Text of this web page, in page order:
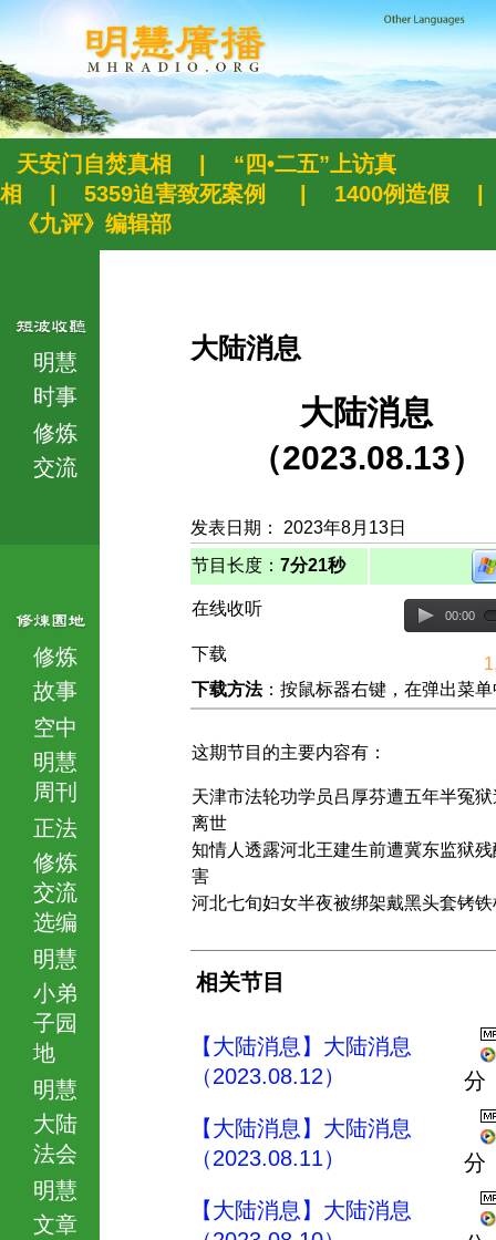
天安门自焚真相
“四•二五”上访真
相
5359迫害致死案例 1400例造假
《九评》编辑部
明慧
时事
修炼
交流
修炼
故事
空中
明慧
周刊
正法
修炼
交流
选编
明慧
小弟
子园
地
明慧
大陆
法会
明慧
文章
大陆消息
大陆消息
（2023.08.13）
发表日期： 2023年8月13日
节目长度： 7分21秒
在线收听 00:00
下载
下载方法：按鼠标器右键，在弹出菜
这期节目的主要内容有：
天津市法轮功学员吕厚芬遭五年半冤狱
离世
知情人透露河北王建生前遭冀东监狱残
害
河北七旬妇女半夜被绑架戴黑头套铐铁
相关节目
【大陆消息】大陆消息
（2023.08.12）
分
【大陆消息】大陆消息
（2023.08.11）
分
【大陆消息】大陆消息